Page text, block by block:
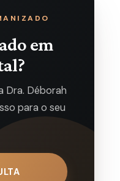
em
Dra. Déborah
para o seu